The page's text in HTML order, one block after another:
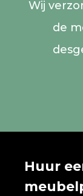
Wij
de
Huur